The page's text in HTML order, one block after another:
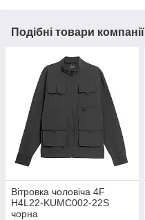
Подібні товари компанії
Вітровка чоловіча 4F
H4L22-KUMC002-22S
чорна